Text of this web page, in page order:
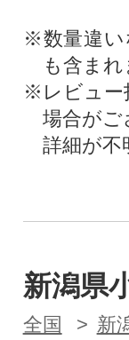
※数量違い
も含まれ
※レビュー
場合がご
詳細が不
新潟県
全国 新